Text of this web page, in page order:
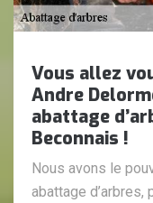
Vous allez
Andre
abattage
Beconnais !
Nous avons le
abattage d’arbres,